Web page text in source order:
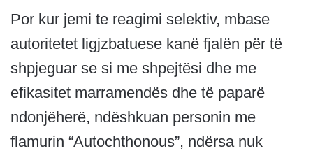
Por kur jemi te reagimi selektiv, mbase
autoritetet ligjzbatuese kanë fjalën për të
shpjeguar se si me shpejtësi dhe me
efikasitet marramendës dhe të paparë
ndonjëherë, ndëshkuan personin me
flamurin “Autochthonous”, ndërsa nuk